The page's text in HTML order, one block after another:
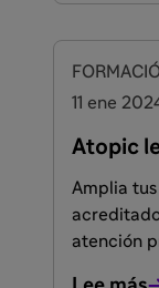
11 ene
Atopic
Amplia
atención